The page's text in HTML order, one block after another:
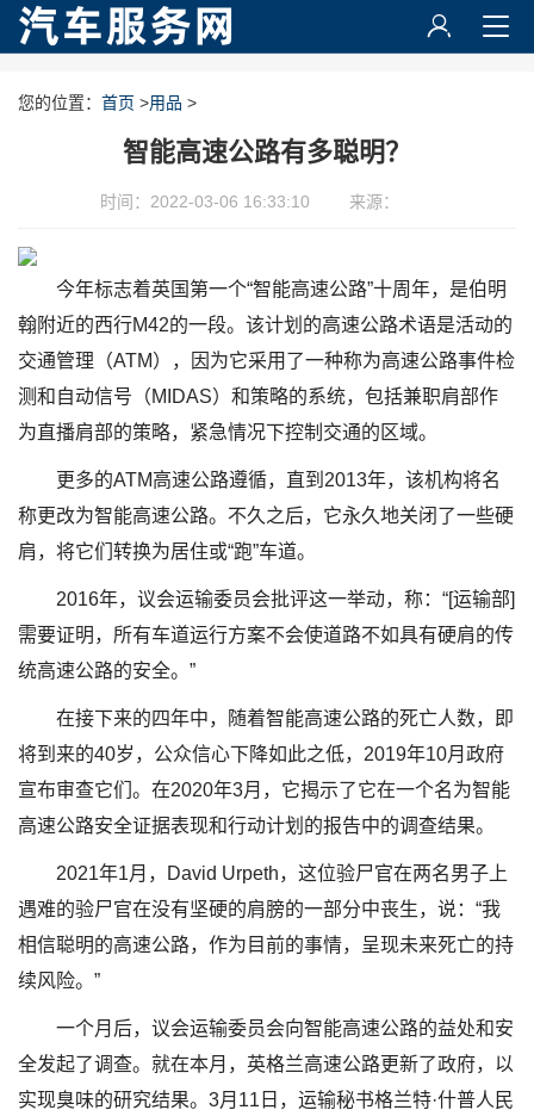
您的位置： 首页 >用品 >
智能高速公路有多聪明？
时间：2022-03-06 16:33:10 来源：
今年标志着英国第一个“智能高速公路”十周年，是伯明
翰附近的西行M42的一段。该计划的高速公路术语是活动的
交通管理（ATM），因为它采用了一种称为高速公路事件检
测和自动信号（MIDAS）和策略的系统，包括兼职肩部作
为直播肩部的策略，紧急情况下控制交通的区域。
更多的ATM高速公路遵循，直到2013年，该机构将名
称更改为智能高速公路。不久之后，它永久地关闭了一些硬
肩，将它们转换为居住或“跑”车道。
2016年，议会运输委员会批评这一举动，称：“[运输部]
需要证明，所有车道运行方案不会使道路不如具有硬肩的传
统高速公路的安全。”
在接下来的四年中，随着智能高速公路的死亡人数，即
将到来的40岁，公众信心下降如此之低，2019年10月政府
宣布审查它们。在2020年3月，它揭示了它在一个名为智能
高速公路安全证据表现和行动计划的报告中的调查结果。
2021年1月，David Urpeth，这位验尸官在两名男子上
遇难的验尸官在没有坚硬的肩膀的一部分中丧生，说：“我
相信聪明的高速公路，作为目前的事情，呈现未来死亡的持
续风险。”
一个月后，议会运输委员会向智能高速公路的益处和安
全发起了调查。就在本月，英格兰高速公路更新了政府，以
实现臭味的研究结果。3月11日，运输秘书格兰特·什普人民